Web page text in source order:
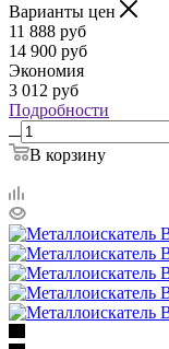
Варианты цен
11 888 руб
14 900 руб
Экономия
3 012 руб
Подробности
В корзину